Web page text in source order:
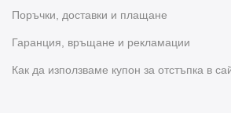
Поръчки, доставки и плащане
Гаранция, връщане и рекламации
Как да използваме купон за отстъпка в